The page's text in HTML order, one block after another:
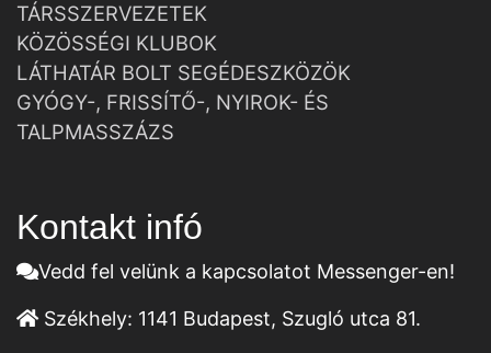
TÁRSSZERVEZETEK
KÖZÖSSÉGI KLUBOK
LÁTHATÁR BOLT SEGÉDESZKÖZÖK
GYÓGY-, FRISSÍTŐ-, NYIROK- ÉS
TALPMASSZÁZS
Kontakt infó
Vedd fel velünk a kapcsolatot Messenger-en!
Székhely: 1141 Budapest, Szugló utca 81.